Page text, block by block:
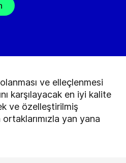
ve elleçlenmesi
karşılayacak en iyi kalite
ve özelleştirilmiş
yan yana